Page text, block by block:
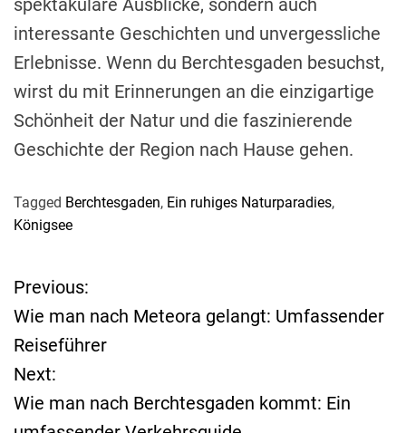
spektakuläre Ausblicke, sondern auch
interessante Geschichten und unvergessliche
Erlebnisse. Wenn du Berchtesgaden besuchst,
wirst du mit Erinnerungen an die einzigartige
Schönheit der Natur und die faszinierende
Geschichte der Region nach Hause gehen.
Tagged Berchtesgaden, Ein ruhiges Naturparadies,
Königsee
B
e
i
t
Previous:
Wie man nach Meteora gelangt: Umfassender
Reiseführer
Next:
Wie man nach Berchtesgaden kommt: Ein